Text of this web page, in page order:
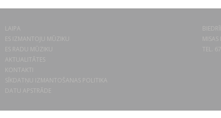
LAIPA
ES IZMANTOJU MŪZIKU
ES RADU MŪZIKU
AKTUALITĀTES
KONTAKTI
SĪKDATŅU IZMANTOŠANAS POLITIKA
DATU APSTRĀDE
TEL.